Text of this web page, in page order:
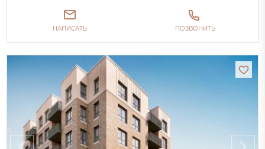
НАПИСАТЬ ПОЗВОНИТЬ